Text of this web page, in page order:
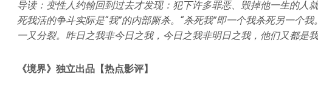
导读：变性人约翰回到过去才发现：犯下许多罪恶、毁掉他一生的人
死我活的争斗实际是“我”的内部厮杀。“杀死我”即一个我杀死另一个
一又分裂。昨日之我非今日之我，今日之我非明日之我，他们又都是我
《境界》独立出品 【热点影评】